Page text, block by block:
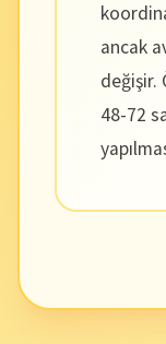
ancak
değişir.
48-72